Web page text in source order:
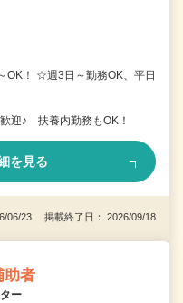
OK！ ☆週3日～勤務OK、平日
迎♪ 扶養内勤務もOK！
を見る
06/23 掲載終了日： 2026/09/18
助者
ー